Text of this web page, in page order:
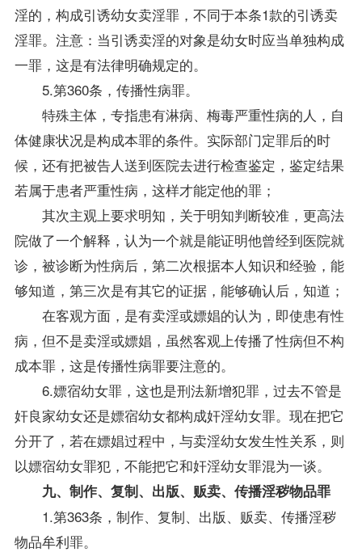
淫的，构成引诱幼女卖淫罪，不同于本条1款的引诱卖
淫罪。注意：当引诱卖淫的对象是幼女时应当单独构成
一罪，这是有法律明确规定的。
5.第360条，传播性病罪。
特殊主体，专指患有淋病、梅毒严重性病的人，自
体健康状况是构成本罪的条件。实际部门定罪后的时
候，还有把被告人送到医院去进行检查鉴定，鉴定结果
若属于患者严重性病，这样才能定他的罪；
其次主观上要求明知，关于明知判断较准，更高法
院做了一个解释，认为一个就是能证明他曾经到医院就
诊，被诊断为性病后，第二次根据本人知识和经验，能
够知道，第三次是有其它的证据，能够确认后，知道；
在客观方面，是有卖淫或嫖娼的认为，即使患有性
病，但不是卖淫或嫖娼，虽然客观上传播了性病但不构
成本罪，这是传播性病罪要注意的。
6.嫖宿幼女罪，这也是刑法新增犯罪，过去不管是
奸良家幼女还是嫖宿幼女都构成奸淫幼女罪。现在把它
分开了，若在嫖娼过程中，与卖淫幼女发生性关系，则
以嫖宿幼女罪犯，不能把它和奸淫幼女罪混为一谈。
九、制作、复制、出版、贩卖、传播淫秽物品罪
1.第363条，制作、复制、出版、贩卖、传播淫秽
物品牟利罪。